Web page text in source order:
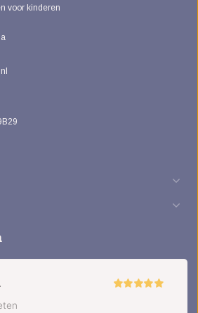
voor kinderen